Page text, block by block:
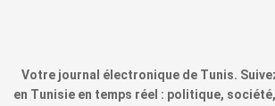
Votre journal électronique de Tunis.
en Tunisie en temps réel : politique,